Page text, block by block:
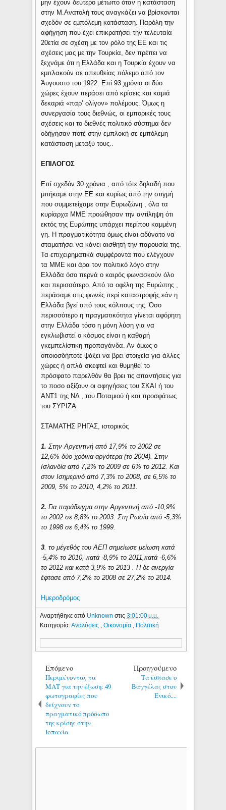
μην έχουν δεύτερο μέτωπο όταν η κατάσταση
στην Μ.Ανατολή τους αναγκάζει να βρίσκονται
σχεδόν σε εμπόλεμη κατάσταση. Παρόλη την
αφήγηση που έχει επικρατήσει την τελευταία
20ετία σε σχέση με τον ρόλο της ΕΕ και τις
σχέσεις μας με την Τουρκία, δεν πρέπει να
ξεχνάμε ότι η Ελλάδα και η Τουρκία έχουν να
εμπλακούν σε απευθείας πόλεμο από τον
Άυγουστο του 1922. Επί 93 χρόνια οι δύο
χώρες έχουν περάσει από κρίσεις και καμιά
δεκαριά «παρ’ ολίγον» πολέμους. Όμως η
συνεργασία τους διεθνώς, οι εμπορικές τους
σχέσεις και το διεθνές πολιτικό σύστημα δεν
οδήγησαν ποτέ στην εμπλοκή σε εμπόλεμη
κατάσταση μεταξύ τους..
ΕΠΙΛΟΓΟΣ
Επί σχεδόν 30 χρόνια , από τότε δηλαδή που
μπήκαμε στην ΕΕ και κυρίως από την στιγμή
που συμμετείχαμε στην Ευρωζώνη , όλα τα
κυρίαρχα ΜΜΕ προώθησαν την αντίληψη ότι
εκτός της Ευρώπης υπάρχει περίπου καμμένη
γη. Η πραγματικότητα όμως είναι αδύνατο να
σταματήσει να κάνει αισθητή την παρουσία της.
Τα επιχειρηματικά συμφέροντα που ελέγχουν
τα ΜΜΕ και άρα τον πολιτικό λόγο στην
Ελλάδα όσο περνά ο καιρός φωνασκούν όλο
και περισσότερο. Από τα οφέλη της Ευρώπης ,
περάσαμε στις φωνές περί καταστροφής εάν η
Ελλάδα βγεί από τους κόλπους της. Όσο
περισσότερο η πραγματικότητα γίνεται αφόρητη
στην Ελλάδα τόσο η μόνη λύση για να
εγκλωβιστεί ο κόσμος είναι η καθαρή
γκεμπελίστικη προπαγάνδα. Αν όμως ο
οποιοσδήποτε ψάξει να βρει στοιχεία για άλλες
χώρες ή απλά σκεφτεί και θυμηθεί το
πρόσφατο παρελθόν θα βρει τις απαντήσεις για
το ποσο αξίζουν οι αφηγήσεις του ΣΚΑΙ ή του
ΑΝΤ1 της ΝΔ , του Ποταμιού ή και προσφάτως
του ΣΥΡΙΖΑ.
ΣΤΑΜΑΤΗΣ ΡΗΓΑΣ, ιστορικός
1. Στην Αργεντινή από 17,9% το 2002 σε
12,6% δύο χρόνια αργότερα (το 2004). Στην
Ισλανδία από 7,2% το 2009 σε 6% το 2012. Και
στον Ισημερινό από 7,3% το 2008, σε 6,5% το
2009, 5% το 2010, 4,2% το 2011.
2. Για παράδειγμα στην Αργεντινή από -10,9%
το 2002 σε 8,8% το 2003. Στη Ρωσία από -5,3%
το 1998 σε 6,4% το 1999.
3 . το μέγεθός του ΑΕΠ σημείωσε μείωση κατά
-5,4% το 2010, κατά -8,9% το 2011,κατά -6,6%
το 2012 και κατά 3,9% το 2013 . Η δε ανεργία
έφτασε από 7,2% το 2008 σε 27,2% το 2014.
Ημεροδρόμος
Αναρτήθηκε από Unknownστις3:01:00 μ.μ.
Κατηγορία:Αναλύσεις ,Οικονομία , Πολιτική
Επόμενο
Περιμένοντας τα
ΜΑΤ για την έξωση: 49
φωτογραφίες που
δείχνουν το
πραγματικό πρόσωπο
της κρίσης στην
Ισπανία
Προηγούμενο
Τα έσπασε ο
Βαγγέλας στον
Ενικό....